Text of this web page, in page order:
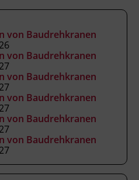
von Baudrehkranen
von Baudrehkranen
von Baudrehkranen
von Baudrehkranen
von Baudrehkranen
von Baudrehkranen